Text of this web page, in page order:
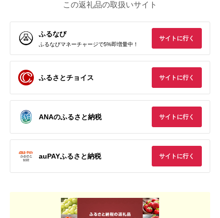
この返礼品の取扱いサイト
ふるなび
ふるなびマネーチャージで5%即増量中！
サイトに行く
ふるさとチョイス サイトに行く
ANAのふるさと納税 サイトに行く
auPAYふるさと納税 サイトに行く